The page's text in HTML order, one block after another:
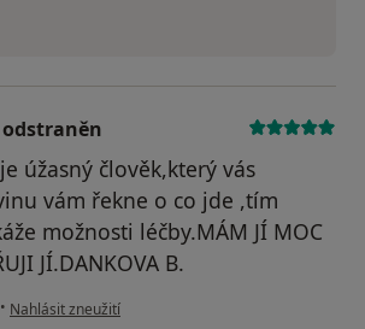
úžasný člověk,který vás
vám řekne o co jde ,tím
možnosti léčby.MÁM JÍ MOC
JÍ.DANKOVA B.
• podle názoru uživatele Váš účet byl odstraněn
Nahlásit zneužití